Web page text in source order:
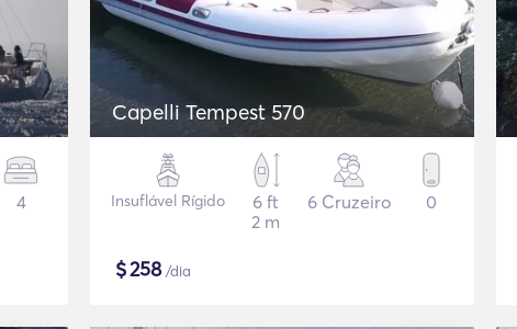
4
Capelli Tempest 570
Insuflável Rígido
6 ft
2 m
6 Cruzeiro 0
$258/dia